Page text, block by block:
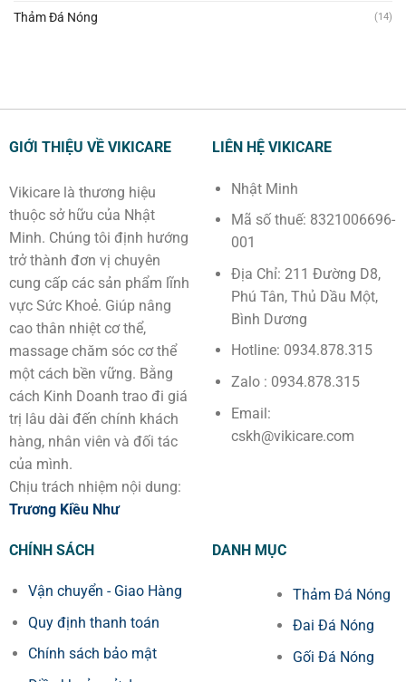
Ngay
Tăng
Thảm Đá Nóng (14)
GIỚI THIỆU VỀ VIKICARE
Vikicare là thương hiệu
thuộc sở hữu của Nhật
Minh. Chúng tôi định hướng
trở thành đơn vị chuyên
cung cấp các sản phẩm lĩnh
vực Sức Khoẻ. Giúp nâng
cao thân nhiệt cơ thể,
massage chăm sóc cơ thể
một cách bền vững. Bằng
cách Kinh Doanh trao đi giá
trị lâu dài đến chính khách
hàng, nhân viên và đối tác
của mình.
Chịu trách nhiệm nội dung:
Trương Kiều Như
LIÊN HỆ VIKICARE
Nhật Minh
Mã số thuế: 8321006696-
001
Địa Chỉ: 211 Đường D8,
Phú Tân, Thủ Dầu Một,
Bình Dương
Hotline: 0934.878.315
Zalo : 0934.878.315
Email:
cskh@vikicare.com
CHÍNH SÁCH
Vận chuyển - Giao Hàng
Quy định thanh toán
Chính sách bảo mật
DANH MỤC
Thảm Đá Nóng
Đai Đá Nóng
Gối Đá Nóng